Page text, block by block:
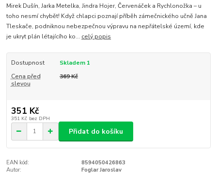
Mirek Dušín, Jarka Metelka, Jindra Hojer, Červenáček a Rychlonožka – u
toho nesmí chybět! Když chlapci poznají příběh zámečnického učně Jana
Tleskače, podniknou nebezpečnou výpravu na nepřátelské území, kde
je ukryt plán létajícího ko... celý popis
Dostupnost
Skladem 1
Cena před
slevou
369 Kč
351 Kč
351 Kč bez DPH
Přidat do košíku
EAN kód:
8594050426863
Autor:
Foglar Jaroslav